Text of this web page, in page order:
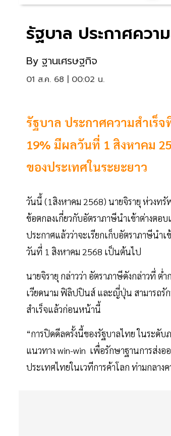
รัฐบาล ประกาศควา
By ฐานเศรษฐกิจ
01 ส.ค. 68 | 00:02 น.
รัฐบาล ประกาศความสำเร็
19% มีผลวันที่ 1 สิงหาคม
ของประเทศในระยะยาว
วันนี้ (1สิงหาคม 2568) นายจิรายุ ห่วงทรั
ข้อตกลงเกี่ยวกับอัตราภาษีนำเข้าต่างตอ
ประกาศแล้วว่าจะเรียกเก็บอัตราภาษีนำ
วันที่ 1 สิงหาคม 2568 เป็นต้นไป
นายจิรายุ กล่าวว่า อัตราภาษีดังกล่าวที่ ต่
เวียดนาม ฟิลิปปินส์ และญี่ปุ่น สามารถรั
สำเร็จแล้วก่อนหน้านี้
“การปิดดีลครั้งนี้ของรัฐบาลไทย ในระดั
แนวทาง win-win เพื่อรักษาฐานการส่งอ
ประเทศไทยในเวทีการค้าโลก ท่ามกลาง